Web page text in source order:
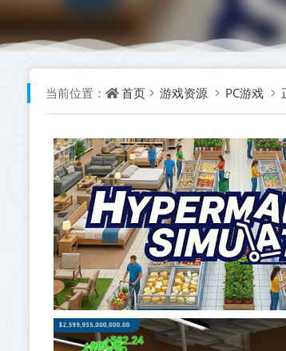
当前位置： 首页 游戏资源 PC游戏